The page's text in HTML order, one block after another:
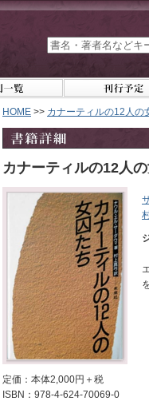
HOME >> カナーティルの12人の
カナーティルの12人
定価：本体2,000円＋税
ISBN：978-4-624-70069-0